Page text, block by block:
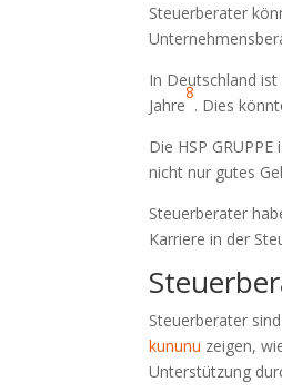
Steuerberater
In Deutschland
Jahre
8
. Dies
Die HSP
nicht nur gutes
Steuerberater
Karriere in der
Steuerberater
kununu zeigen,
Unterstützung